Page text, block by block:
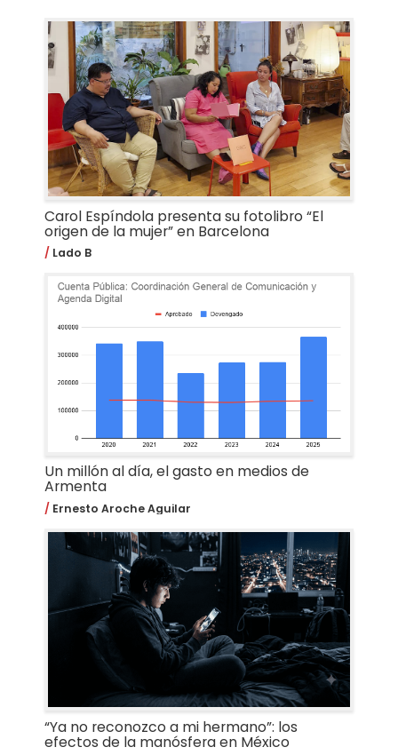
Carol Espíndola presenta su fotolibro “El
origen de la mujer” en Barcelona
Lado B
Un millón al día, el gasto en medios de
Armenta
Ernesto Aroche Aguilar
“Ya no reconozco a mi hermano”: los
efectos de la manósfera en México